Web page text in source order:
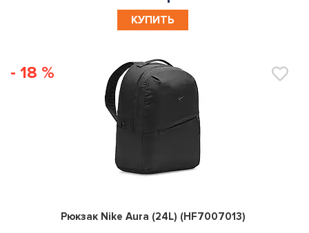
2699 грн.
КУПИТЬ
- 18 %